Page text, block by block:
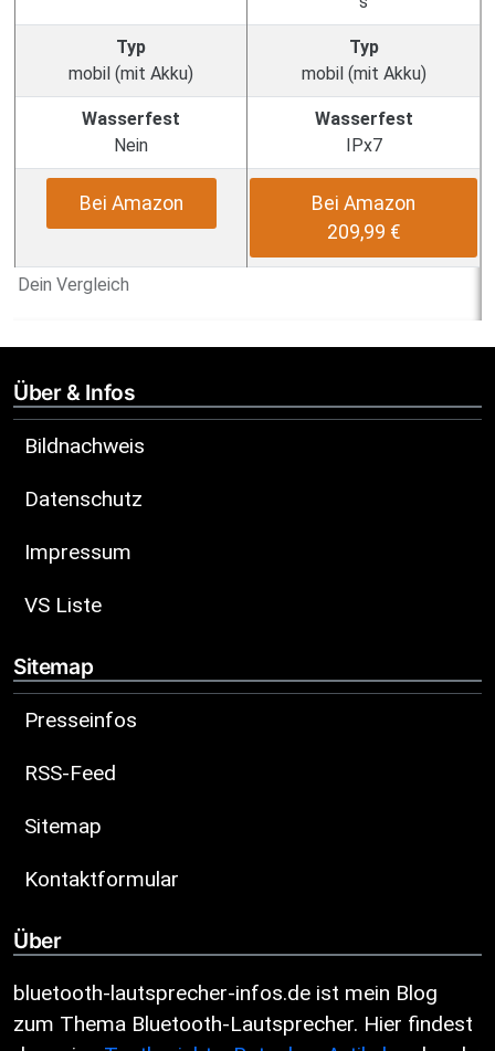
Dein Vergleich
Typ
mobil (mit Akku)
Typ
mobil (mit Akku)
Wasserfest
Nein
Wasserfest
IPx7
Bei Amazon
Bei Amazon
209,99 €
Über & Infos
Bildnachweis
Datenschutz
Impressum
VS Liste
Sitemap
Presseinfos
RSS-Feed
Sitemap
Kontaktformular
Über
bluetooth-lautsprecher-infos.de ist mein Blog
zum Thema Bluetooth-Lautsprecher. Hier findest